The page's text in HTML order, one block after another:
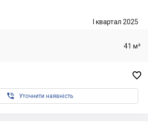
I квартал 2025
41 м²

 Уточнити наявність